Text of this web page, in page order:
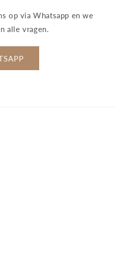
op via Whatsapp en we
alle vragen.